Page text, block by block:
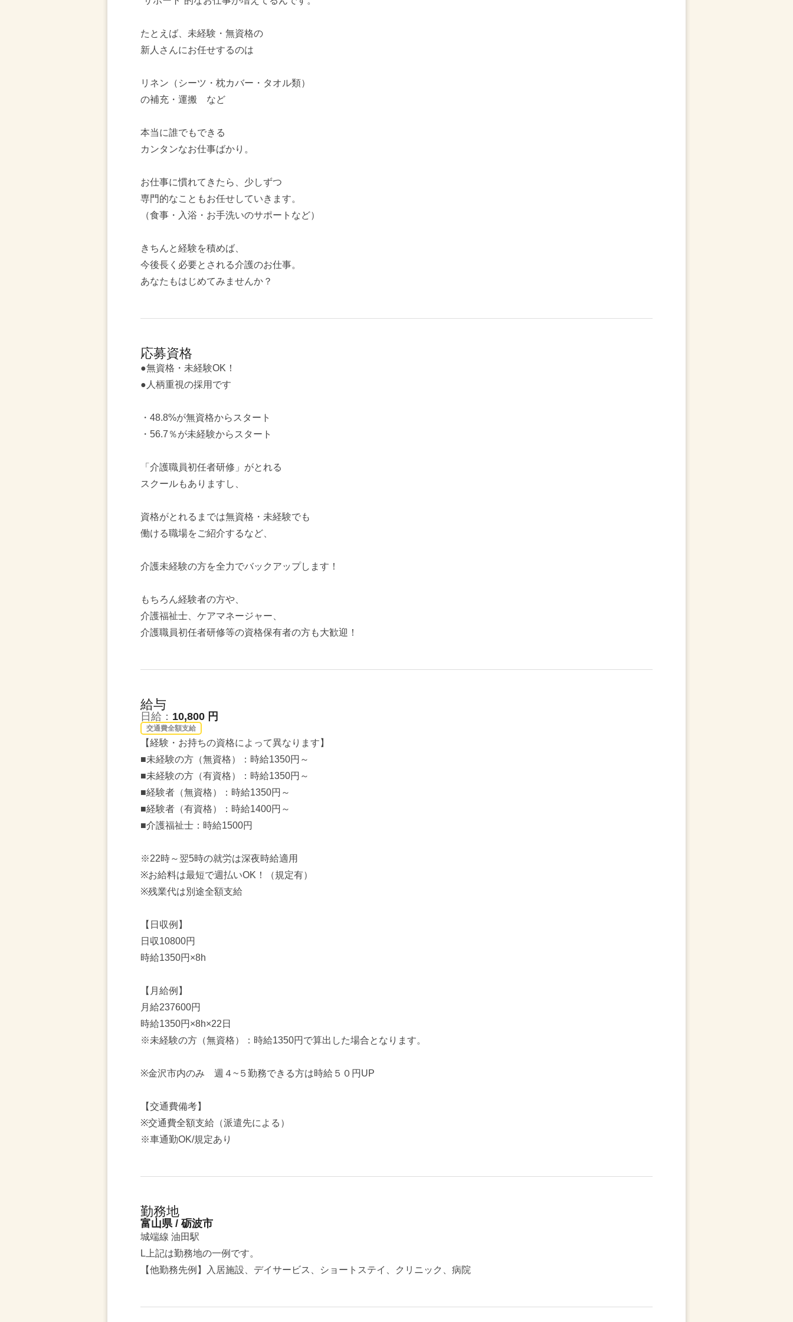
たとえば、未経験・無資格の
新人さんにお任せするのは
リネン（シーツ・枕カバー・タオル類）
の補充・運搬 など
本当に誰でもできる
カンタンなお仕事ばかり。
お仕事に慣れてきたら、少しずつ
専門的なこともお任せしていきます。
（食事・入浴・お手洗いのサポートなど）
きちんと経験を積めば、
今後長く必要とされる介護のお仕事。
あなたもはじめてみませんか？
応募資格
●無資格・未経験OK！
●人柄重視の採用です
・48.8%が無資格からスタート
・56.7％が未経験からスタート
「介護職員初任者研修」がとれる
スクールもありますし、
資格がとれるまでは無資格・未経験でも
働ける職場をご紹介するなど、
介護未経験の方を全力でバックアップします！
もちろん経験者の方や、
介護福祉士、ケアマネージャー、
介護職員初任者研修等の資格保有者の方も大歓迎！
給与
日給： 10,800 円
交通費全額支給
【経験・お持ちの資格によって異なります】
■未経験の方（無資格）：時給1350円～
■未経験の方（有資格）：時給1350円～
■経験者（無資格）：時給1350円～
■経験者（有資格）：時給1400円～
■介護福祉士：時給1500円
※22時～翌5時の就労は深夜時給適用
※お給料は最短で週払いOK！（規定有）
※残業代は別途全額支給
【日収例】
日収10800円
時給1350円×8h
【月給例】
月給237600円
時給1350円×8h×22日
※未経験の方（無資格）：時給1350円で算出した場合となります。
※金沢市内のみ 週４~５勤務できる方は時給５０円UP
【交通費備考】
※交通費全額支給（派遣先による）
※車通勤OK/規定あり
勤務地
富山県 / 砺波市
城端線 油田駅
L上記は勤務地の一例です。
【他勤務先例】入居施設、デイサービス、ショートステイ、クリニック、病院